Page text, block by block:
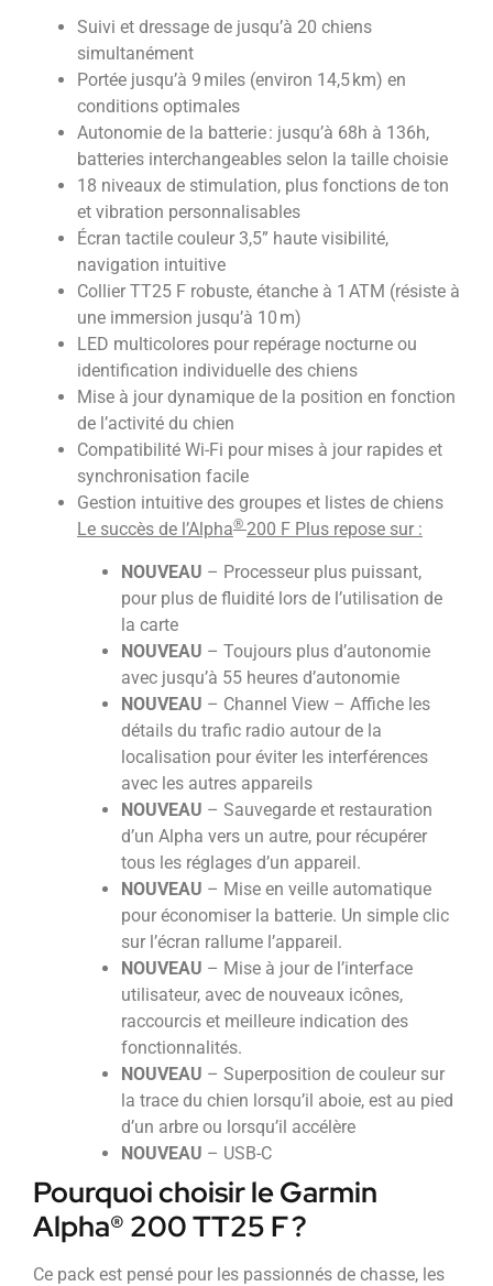
Suivi et dressage de jusqu’à 20 chiens
simultanément
Portée jusqu’à 9 miles (environ 14,5 km) en
conditions optimales
Autonomie de la batterie : jusqu’à 68h à 136h,
batteries interchangeables selon la taille choisie
18 niveaux de stimulation, plus fonctions de ton
et vibration personnalisables
Écran tactile couleur 3,5” haute visibilité,
navigation intuitive
Collier TT25 F robuste, étanche à 1 ATM (résiste à
une immersion jusqu’à 10 m)
LED multicolores pour repérage nocturne ou
identification individuelle des chiens
Mise à jour dynamique de la position en fonction
de l’activité du chien
Compatibilité Wi-Fi pour mises à jour rapides et
synchronisation facile
Gestion intuitive des groupes et listes de chiens
Le succès de l’Alpha® 200 F Plus repose sur :
NOUVEAU – Processeur plus puissant,
pour plus de fluidité lors de l’utilisation de
la carte
NOUVEAU – Toujours plus d’autonomie
avec jusqu’à 55 heures d’autonomie
NOUVEAU – Channel View – Affiche les
détails du trafic radio autour de la
localisation pour éviter les interférences
avec les autres appareils
NOUVEAU – Sauvegarde et restauration
d’un Alpha vers un autre, pour récupérer
tous les réglages d’un appareil.
NOUVEAU – Mise en veille automatique
pour économiser la batterie. Un simple clic
sur l’écran rallume l’appareil.
NOUVEAU – Mise à jour de l’interface
utilisateur, avec de nouveaux icônes,
raccourcis et meilleure indication des
fonctionnalités.
NOUVEAU – Superposition de couleur sur
la trace du chien lorsqu’il aboie, est au pied
d’un arbre ou lorsqu’il accélère
NOUVEAU – USB-C
Pourquoi choisir le Garmin
Alpha® 200 TT25 F ?
Ce pack est pensé pour les passionnés de chasse, les